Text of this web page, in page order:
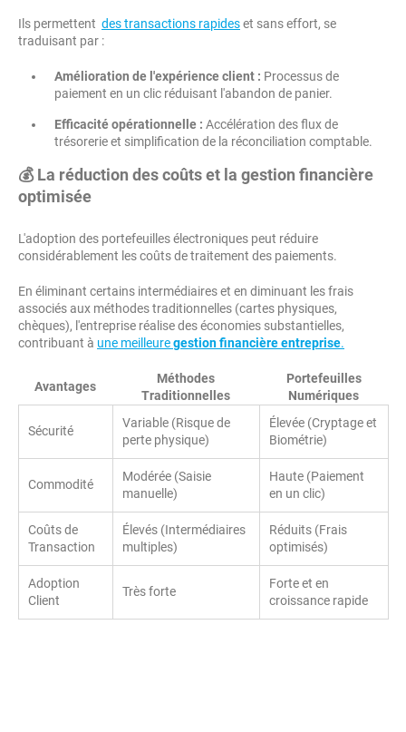
Ils permettent des transactions rapideset sans effort, se
traduisant par :
Amélioration de l'expérience client : Processus de
paiement en un clic réduisant l'abandon de panier.
Efficacité opérationnelle : Accélération des flux de
trésorerie et simplification de la réconciliation comptable.
💰 La réduction des coûts et la gestion financière
optimisée
L'adoption des portefeuilles électroniques peut réduire
considérablement les coûts de traitement des paiements.
En éliminant certains intermédiaires et en diminuant les frais
associés aux méthodes traditionnelles (cartes physiques,
chèques), l'entreprise réalise des économies substantielles,
contribuant à une meilleuregestion financière entreprise.
Avantages
Méthodes
Traditionnelles
Portefeuilles
Numériques
Sécurité
Variable (Risque de
perte physique)
Élevée (Cryptage et
Biométrie)
Commodité
Modérée (Saisie
manuelle)
Haute (Paiement
en un clic)
Coûts de
Transaction
Élevés (Intermédiaires
multiples)
Réduits (Frais
optimisés)
Adoption
Client
Très forte
Forte et en
croissance rapide